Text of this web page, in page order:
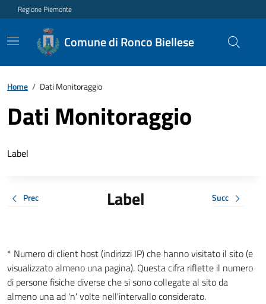
Regione Piemonte
Comune di Ronco Biellese
Home / Dati Monitoraggio
Dati Monitoraggio
Label
Prec Label Succ
* Numero di client host (indirizzi IP) che hanno visitato il sito (e
visualizzato almeno una pagina). Questa cifra riflette il numero
di persone fisiche diverse che si sono collegate al sito da
almeno una ad 'n' volte nell'intervallo considerato.